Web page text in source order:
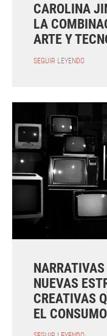
CAROLINA
LA
ARTE Y
SEGUIR LEYENDO
NUEVAS
CREATIVAS
EL CONSUMO